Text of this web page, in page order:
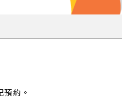
約。